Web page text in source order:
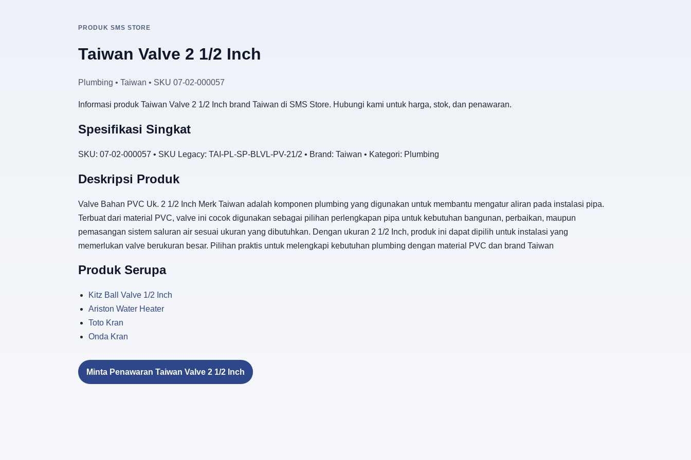
PRODUK SMS STORE
Taiwan Valve 2 1/2 Inch
Plumbing • Taiwan • SKU 07-02-000057
Informasi produk Taiwan Valve 2 1/2 Inch brand Taiwan di SMS Store. Hubungi kami untuk harga, stok, dan penawaran.
Spesifikasi Singkat
SKU: 07-02-000057 • SKU Legacy: TAI-PL-SP-BLVL-PV-21/2 • Brand: Taiwan • Kategori: Plumbing
Deskripsi Produk
Valve Bahan PVC Uk. 2 1/2 Inch Merk Taiwan adalah komponen plumbing yang digunakan untuk membantu mengatur aliran pada instalasi pipa.
Terbuat dari material PVC, valve ini cocok digunakan sebagai pilihan perlengkapan pipa untuk kebutuhan bangunan, perbaikan, maupun
pemasangan sistem saluran air sesuai ukuran yang dibutuhkan. Dengan ukuran 2 1/2 Inch, produk ini dapat dipilih untuk instalasi yang
memerlukan valve berukuran besar. Pilihan praktis untuk melengkapi kebutuhan plumbing dengan material PVC dan brand Taiwan
Produk Serupa
Kitz Ball Valve 1/2 Inch
Ariston Water Heater
Toto Kran
Onda Kran
Minta Penawaran Taiwan Valve 2 1/2 Inch